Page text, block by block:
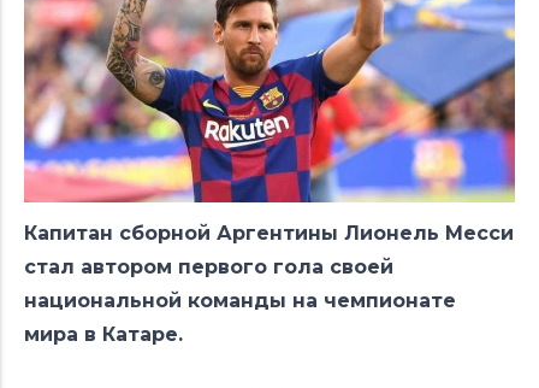
Капитан сборной Аргентины Лионель Месси
стал автором первого гола своей
национальной команды на чемпионате
мира в Катаре.